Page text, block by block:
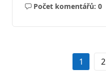
Počet komentářů: 0
Žádné
1 2